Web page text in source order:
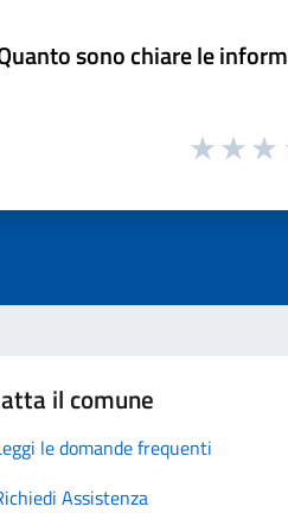
sono chiare le
il comune
le domande frequenti
Assistenza